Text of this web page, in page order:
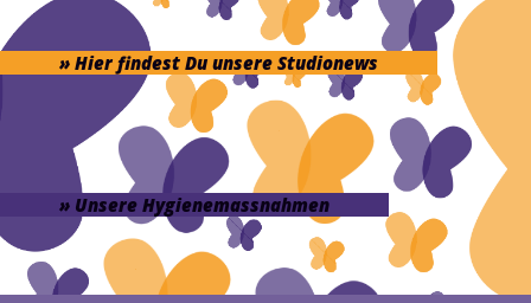
» Hier findest Du unsere Studionews
» Unsere Hygienemassnahmen